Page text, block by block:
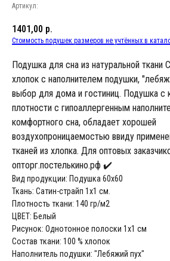
Артикул:
1401,00 р.
Стоимость подушек размеров не учтённых в
Подушка для сна из натуральной ткани
хлопок с наполнителем подушки,
выбор для дома и гостиниц. Подушка с
плотности с гипоаллергенным
комфортного сна, обладает хорошей
воздухопроницаемостью ввиду
тканей из хлопка. Для оптовых
опторг.постелькино.рф ✔️
Вид продукции: Подушка 60х60
Ткань: Сатин-страйп 1х1 см.
Плотность ткани: 140 гр/м2
ЦВЕТ: Белый
Рисунок: Однотонное полоски 1х1 см
Состав ткани: 100 % хлопок
Наполнитель подушки: "Лебяжий пух"